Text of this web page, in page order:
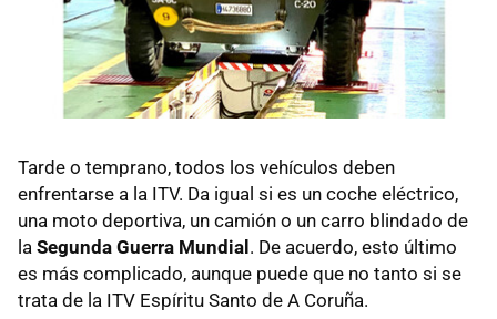
Tarde o temprano, todos los vehículos deben
enfrentarse a la ITV. Da igual si es un coche eléctrico,
una moto deportiva, un camión o un carro blindado de
la Segunda Guerra Mundial. De acuerdo, esto último
es más complicado, aunque puede que no tanto si se
trata de la ITV Espíritu Santo de A Coruña.